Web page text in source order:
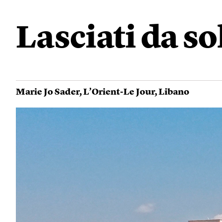
Lasciati da
Marie Jo Sader,L’Orient-Le Jour,Libano